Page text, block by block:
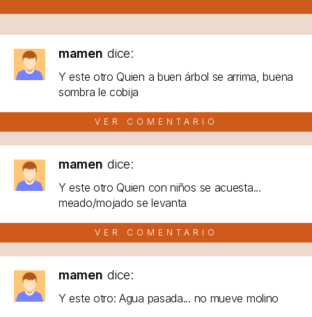
mamen dice:
Y este otro Quien a buen árbol se arrima, buena
sombra le cobija
VER COMENTARIO
mamen dice:
Y este otro Quien con niños se acuesta...
meado/mojado se levanta
VER COMENTARIO
mamen dice:
Y este otro: Agua pasada... no mueve molino